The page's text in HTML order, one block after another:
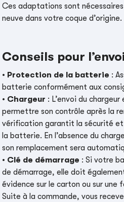
Ces adaptations sont
neuve dans votre coque d’origine.
Conseils pour
• Protection de la batterie :
batterie conformément aux
• Chargeur : L’envoi du
permettre son contrôle après la
vérification garantit la sécurité
la batterie. En l’absence du
son remplacement sera
• Clé de démarrage : Si votre
de démarrage, elle doit
évidence sur le carton ou sur une
Suite à la commande, vous